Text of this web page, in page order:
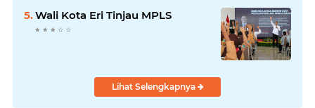
Wali Kota Eri Tinjau MPLS
Lihat Selengkapnya